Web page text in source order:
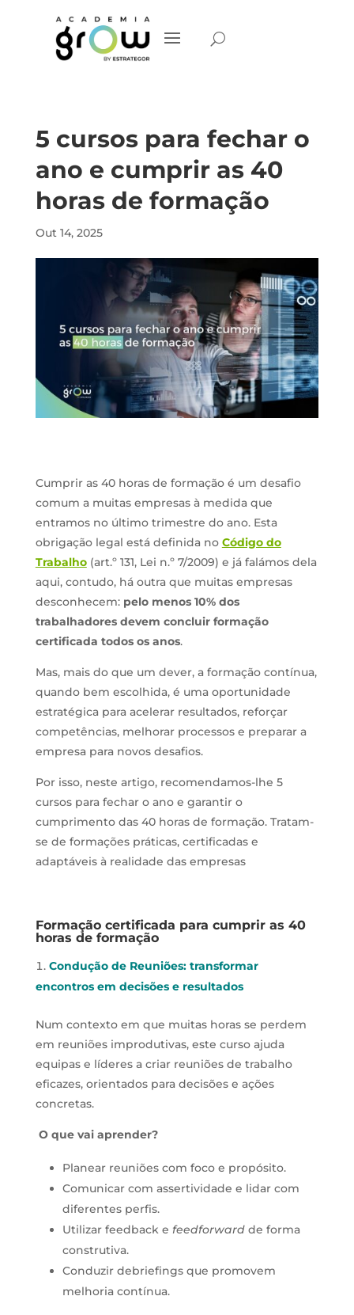
5 cursos para fechar o
ano e cumprir as 40
horas de formação
Out 14, 2025
Cumprir as 40 horas de formação é um desafio
comum a muitas empresas à medida que
entramos no último trimestre do ano. Esta
obrigação legal está definida no Código do
Trabalho(art.º 131, Lei n.º 7/2009) e já falámos dela
aqui, contudo, há outra que muitas empresas
desconhecem: pelo menos 10% dos
trabalhadores devem concluir formação
certificada todos os anos.
Mas, mais do que um dever, a formação contínua,
quando bem escolhida, é uma oportunidade
estratégica para acelerar resultados, reforçar
competências, melhorar processos e preparar a
empresa para novos desafios.
Por isso, neste artigo, recomendamos-lhe 5
cursos para fechar o ano e garantir o
cumprimento das 40 horas de formação. Tratam-
se de formações práticas, certificadas e
adaptáveis à realidade das empresas
Formação certificada para cumprir as 40
horas de formação
Condução de Reuniões: transformar
encontros em decisões e resultados
Num contexto em que muitas horas se perdem
em reuniões improdutivas, este curso ajuda
equipas e líderes a criar reuniões de trabalho
eficazes, orientados para decisões e ações
concretas.
O que vai aprender?
Planear reuniões com foco e propósito.
Comunicar com assertividade e lidar com
diferentes perfis.
Utilizar feedback e feedforwardde forma
construtiva.
Conduzir debriefings que promovem
melhoria contínua.